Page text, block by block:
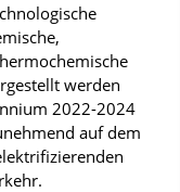
werden
2022-2024
auf dem